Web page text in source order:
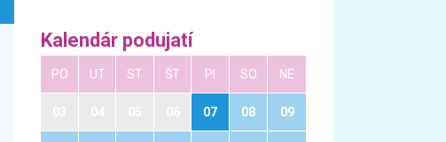
Kalendár podujatí
PO UT ST ŠT PI SO NE
07 08 09